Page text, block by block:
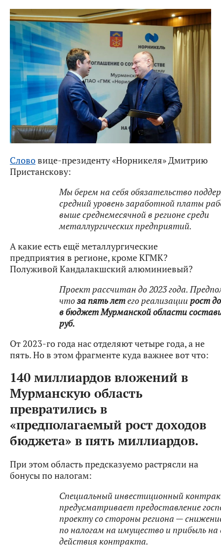
Слововице-президенту «Норникеля» Дмитрию
Пристанскову:
Мы берем на себя обязательство
средний уровень заработной платы
выше среднемесячной в регионе среди
металлургических предприятий.
А какие есть ещё металлургические
предприятия в регионе, кроме КГМК?
Полуживой Кандалакшский алюминиевый?
Проект рассчитан до 2023 года.
чтоза пять летего реализации рост
в бюджет Мурманской области
руб.
От 2023-го года нас отделяют четыре года, а не
пять. Но в этом фрагменте куда важнее вот что:
140 миллиардов вложений в
Мурманскую область
превратились в
«предполагаемый рост доходов
бюджета» в пять миллиардов.
При этом область предсказуемо растрясли на
бонусы по налогам:
Специальный инвестиционный
предусматривает предоставление
проекту со стороны региона —
по налогам на имущество и прибыль на
действия контракта.